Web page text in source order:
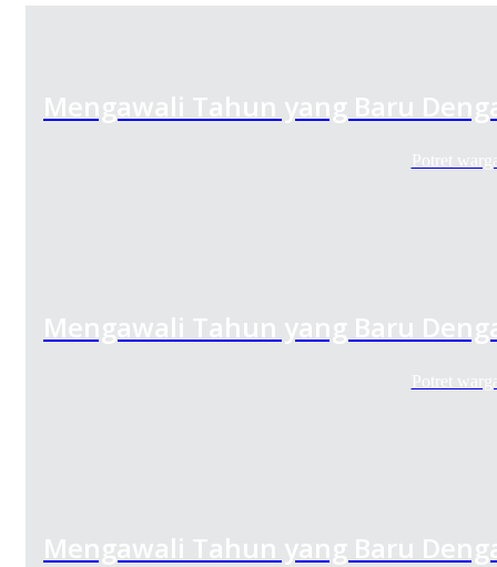
Mengawali Tahun yang Baru
Potret
Mengawali Tahun yang Baru
Potret
Mengawali Tahun yang Baru